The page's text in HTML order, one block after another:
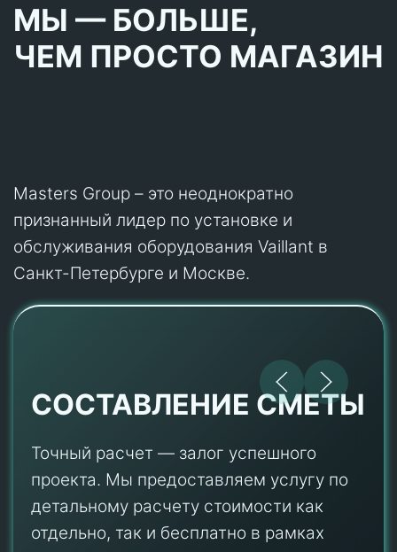
МЫ — БОЛЬШЕ,
ЧЕМ ПРОСТО МАГАЗИН
Masters Group – это неоднократно
признанный лидер по установке и
обслуживания оборудования Vaillant в
Санкт-Петербурге и Москве.
СОСТАВЛЕНИЕ СМЕТЫ
Точный расчет — залог успешного
проекта. Мы предоставляем услугу по
детальному расчету стоимости как
отдельно, так и бесплатно в рамках